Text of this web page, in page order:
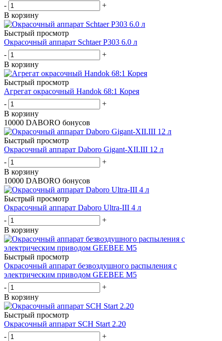
-
+
В корзину
Быстрый просмотр
Окрасочный аппарат Schtaer P303 6.0 л
-
+
В корзину
Быстрый просмотр
Агрегат окрасочный Handok 68:1 Корея
-
+
В корзину
10000 DABORO бонусов
Быстрый просмотр
Окрасочный аппарат Daboro Gigant-XII.III 12 л
-
+
В корзину
10000 DABORO бонусов
Быстрый просмотр
Окрасочный аппарат Daboro Ultra-III 4 л
-
+
В корзину
Быстрый просмотр
Окрасочный аппарат безвоздушного распыления с
электрическим приводом GEEBEE M5
-
+
В корзину
Быстрый просмотр
Окрасочный аппарат SCH Start 2.20
-
+